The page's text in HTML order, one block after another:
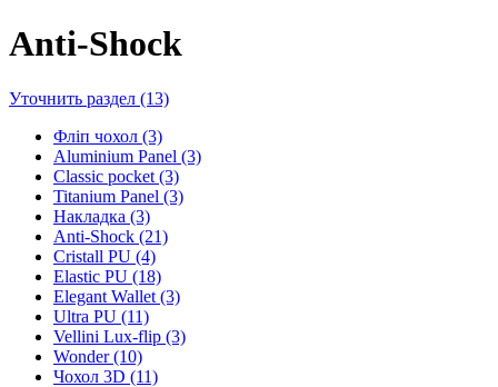
Anti-Shock
Уточнить раздел (13)
Фліп чохол (3)
Aluminium Panel (3)
Classic pocket (3)
Titanium Panel (3)
Накладка (3)
Anti-Shock (21)
Cristall PU (4)
Elastic PU (18)
Elegant Wallet (3)
Ultra PU (11)
Vellini Lux-flip (3)
Wonder (10)
Чохол 3D (11)